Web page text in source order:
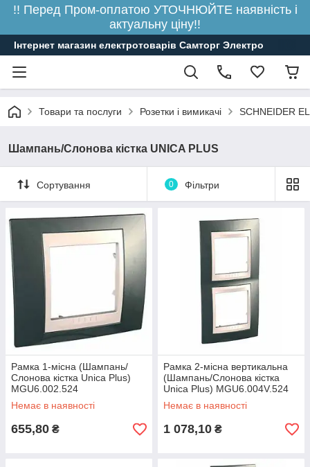
!! Перед Пром-оплатою УТОЧНЮЙТЕ наявність і
актуальну ціну!!
Інтернет магазин електротоварів Самторг Электро
Товари та послуги Розетки і вимикачі SCHNEIDER
Шампань/Слонова кістка UNICA PLUS
Сортування 0 Фільтри
Рамка 1-місна (Шампань/
Слонова кістка Unica Plus)
MGU6.002.524
Немає в наявності
655,80 ₴
Рамка 2-місна вертикальна
(Шампань/Слонова кістка
Unica Plus) MGU6.004V.524
Немає в наявності
1 078,10 ₴